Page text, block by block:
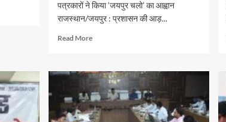
पत्रकारों ने किया ‘जयपुर चलो’ का आह्वान
राजस्थान/जयपुर : प्रशासन की आड़...
Read MoreRead
पत्रकार
की
आजीविका
पर
बुलडोजर!